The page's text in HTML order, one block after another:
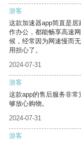
游客
这款加速器app简直是
作办公，都能畅享高速
候，经常因为网速慢而
用担心了。
2024-07-31
游客
这款app的售后服务非
够放心购物。
2024-07-31
游客